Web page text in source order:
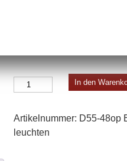
Doppelpendelleuchte
B
In den
Artikelnummer: D55-48op
leuchten